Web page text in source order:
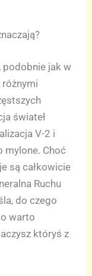
podobnie jak w
różnymi
świateł
V-2 i
mylone. Choć
są całkowicie
Ruchu
do czego
warto
któryś z